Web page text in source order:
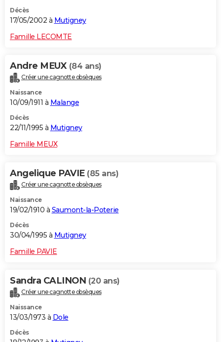
Décès
17/05/2002 à Mutigney
Famille LECOMTE
Andre MEUX (84 ans)
Créer une cagnotte obsèques
Naissance
10/09/1911 à Malange
Décès
22/11/1995 à Mutigney
Famille MEUX
Angelique PAVIE (85 ans)
Créer une cagnotte obsèques
Naissance
19/02/1910 à Saumont-la-Poterie
Décès
30/04/1995 à Mutigney
Famille PAVIE
Sandra CALINON (20 ans)
Créer une cagnotte obsèques
Naissance
13/03/1973 à Dole
Décès